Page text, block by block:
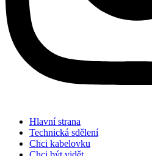
Hlavní strana
Technická sdělení
Chci kabelovku